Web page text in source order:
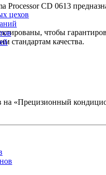
цехов
CD 0613
чтобы
стандартам качества.
на «Прецизионный